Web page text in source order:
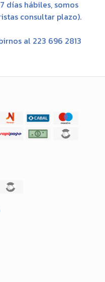
días hábiles, somos
consultar plazo).
al 223 696 2813